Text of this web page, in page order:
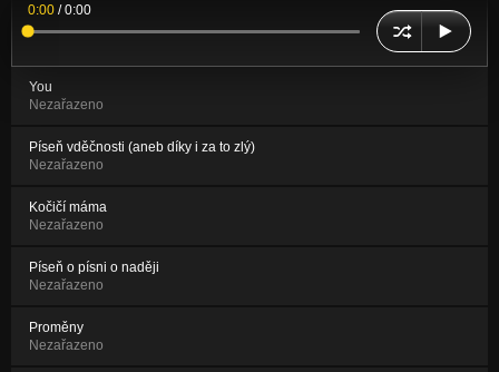
0:00 /0:00
You
Nezařazeno
Píseň vděčnosti (aneb díky i za to zlý)
Nezařazeno
Kočičí máma
Nezařazeno
Píseň o písni o naději
Nezařazeno
Proměny
Nezařazeno